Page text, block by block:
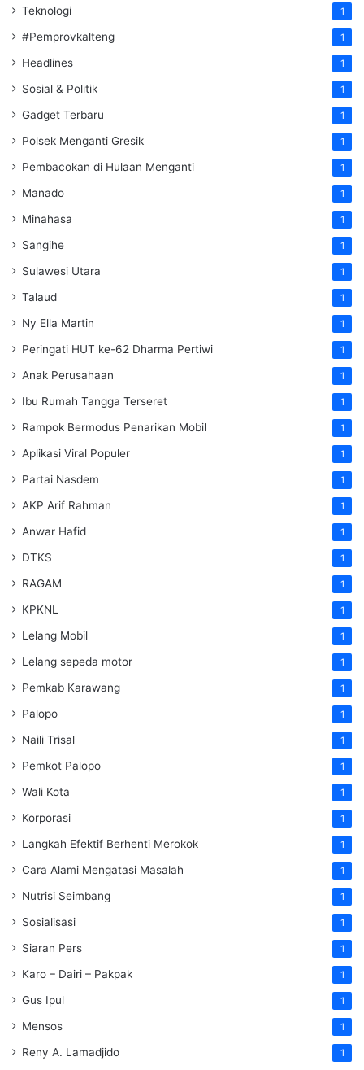
Teknologi 1
#Pemprovkalteng 1
Headlines 1
Sosial & Politik 1
Gadget Terbaru 1
Polsek Menganti Gresik 1
Pembacokan di Hulaan Menganti 1
Manado 1
Minahasa 1
Sangihe 1
Sulawesi Utara 1
Talaud 1
Ny Ella Martin 1
Peringati HUT ke-62 Dharma Pertiwi 1
Anak Perusahaan 1
Ibu Rumah Tangga Terseret 1
Rampok Bermodus Penarikan Mobil 1
Aplikasi Viral Populer 1
Partai Nasdem 1
AKP Arif Rahman 1
Anwar Hafid 1
DTKS 1
RAGAM 1
KPKNL 1
Lelang Mobil 1
Lelang sepeda motor 1
Pemkab Karawang 1
Palopo 1
Naili Trisal 1
Pemkot Palopo 1
Wali Kota 1
Korporasi 1
Langkah Efektif Berhenti Merokok 1
Cara Alami Mengatasi Masalah 1
Nutrisi Seimbang 1
Sosialisasi 1
Siaran Pers 1
Karo – Dairi – Pakpak 1
Gus Ipul 1
Mensos 1
Reny A. Lamadjido 1